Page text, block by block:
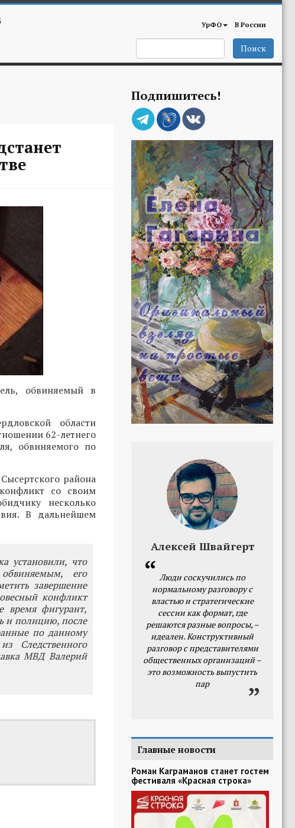
УрФО В России
Поиск
обвиняемый в
области
62-летнего
обвиняемого по
района
со своим
несколько
В дальнейшем
установили, что
обвиняемым, его
завершение
конфликт
время фигурант,
и полицию, после
по данному
Следственного
МВД Валерий
Подпишитесь!
Алексей Швайгерт
Люди соскучились по
нормальному разговору с
властью и стратегические
сессии как формат, где
решаются разные вопросы, –
идеален. Конструктивный
разговор с представителями
общественных организаций –
это возможность выпустить
пар
Главные новости
Роман Каграманов станет гостем
фестиваля «Красная строка»